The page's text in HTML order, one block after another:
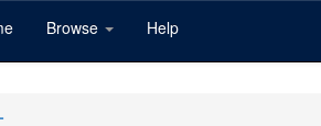
Browse Help